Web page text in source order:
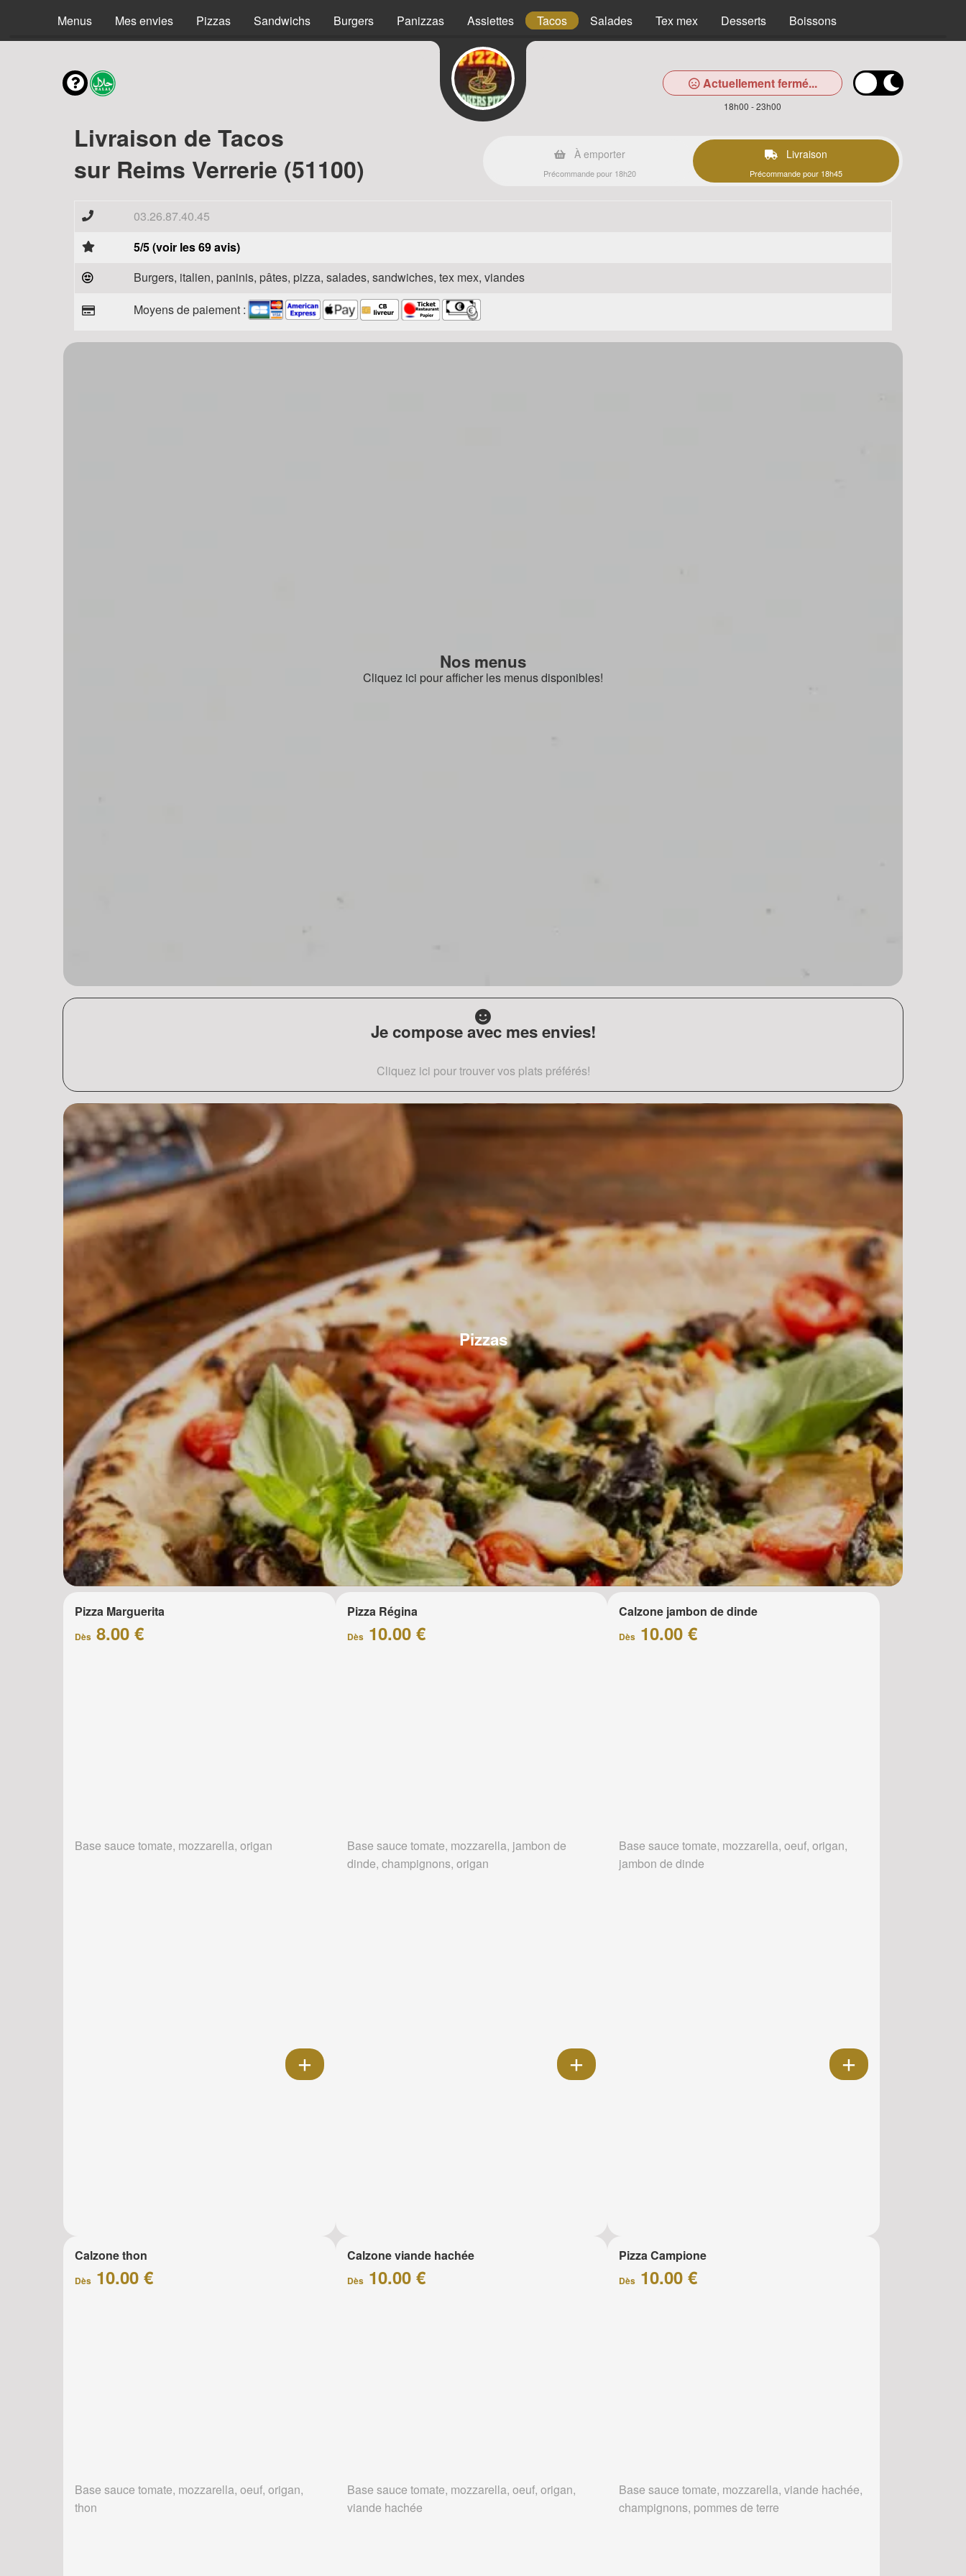
Menus Mes envies Pizzas Sandwichs Burgers Panizzas Assiettes Tacos Salades Tex mex Desserts Boissons
Actuellement fermé...
18h00 - 23h00
Livraison de Tacos
sur Reims Verrerie (51100)
À emporter
Précommande pour 18h20
Livraison
Précommande pour 18h45
03.26.87.40.45
5/5 (voir les 69 avis)
Burgers, italien, paninis, pâtes, pizza, salades, sandwiches, tex mex, viandes
Moyens de paiement :
Nos menus
Cliquez ici pour afficher les menus disponibles!
Je compose avec mes envies!
Cliquez ici pour trouver vos plats préférés!
Pizzas
Pizza Marguerita
Dès 8.00 €
Base sauce tomate, mozzarella, origan
Pizza Régina
Dès10.00 €
Base sauce tomate, mozzarella, jambon de
dinde, champignons, origan
Calzone jambon de dinde
Dès 10.00 €
Base sauce tomate, mozzarella, oeuf, origan,
jambon de dinde
Calzone thon
Dès 10.00 €
Base sauce tomate, mozzarella, oeuf, origan,
thon
Calzone viande hachée
Dès10.00 €
Base sauce tomate, mozzarella, oeuf, origan,
viande hachée
Pizza Campione
Dès 10.00 €
Base sauce tomate, mozzarella, viande hachée,
champignons, pommes de terre